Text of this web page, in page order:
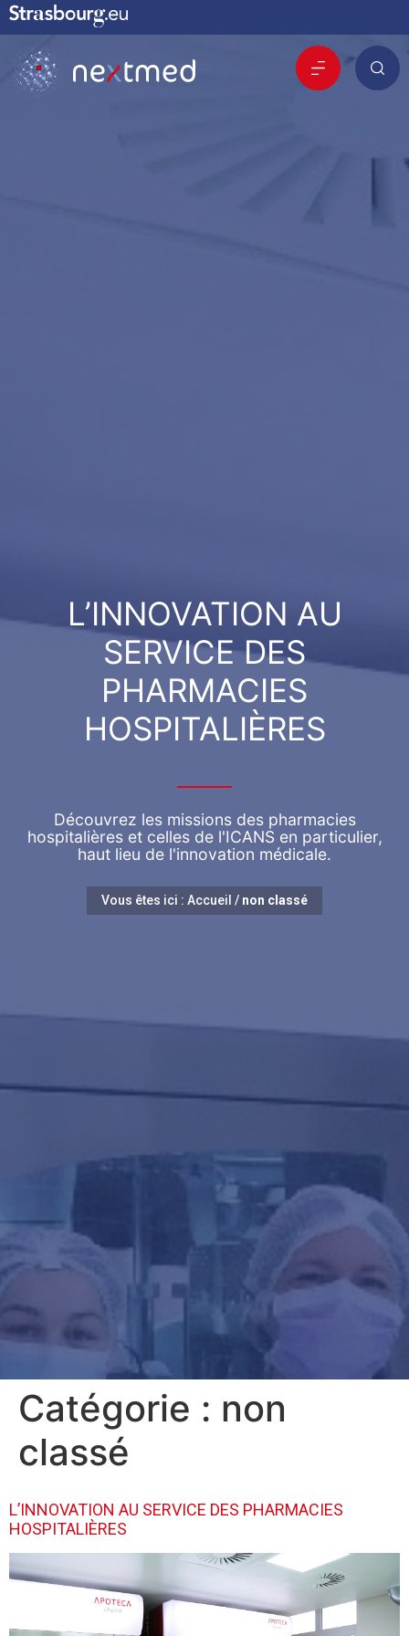
L’INNOVATION AU
SERVICE DES
PHARMACIES
HOSPITALIÈRES
Découvrez les missions des pharmacies
hospitalières et celles de l'ICANS en particulier,
haut lieu de l'innovation médicale.
Vous êtes ici : Accueil / non classé
Catégorie : non
classé
L’INNOVATION AU SERVICE DES PHARMACIES
HOSPITALIÈRES